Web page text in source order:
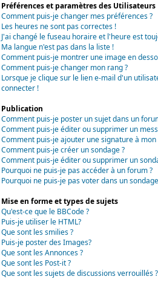
Préférences et paramètres des Utilisateurs
Comment puis-je changer mes préférences ?
Les heures ne sont pas correctes !
J'ai changé le fuseau horaire et l'heure est
Ma langue n'est pas dans la liste !
Comment puis-je montrer une image en
Comment puis-je changer mon rang ?
Lorsque je clique sur le lien e-mail d'un
connecter !
Publication
Comment puis-je poster un sujet dans un
Comment puis-je éditer ou supprimer un
Comment puis-je ajouter une signature à mon
Comment puis-je créer un sondage ?
Comment puis-je éditer ou supprimer un
Pourquoi ne puis-je pas accéder à un forum ?
Pourquoi ne puis-je pas voter dans un
Mise en forme et types de sujets
Qu'est-ce que le BBCode ?
Puis-je utiliser le HTML?
Que sont les smilies ?
Puis-je poster des Images?
Que sont les Annonces ?
Que sont les Post-it ?
Que sont les sujets de discussions verrouillés ?